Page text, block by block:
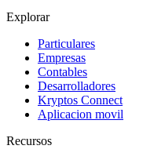
Explorar
Particulares
Empresas
Contables
Desarrolladores
Kryptos Connect
Aplicacion movil
Recursos